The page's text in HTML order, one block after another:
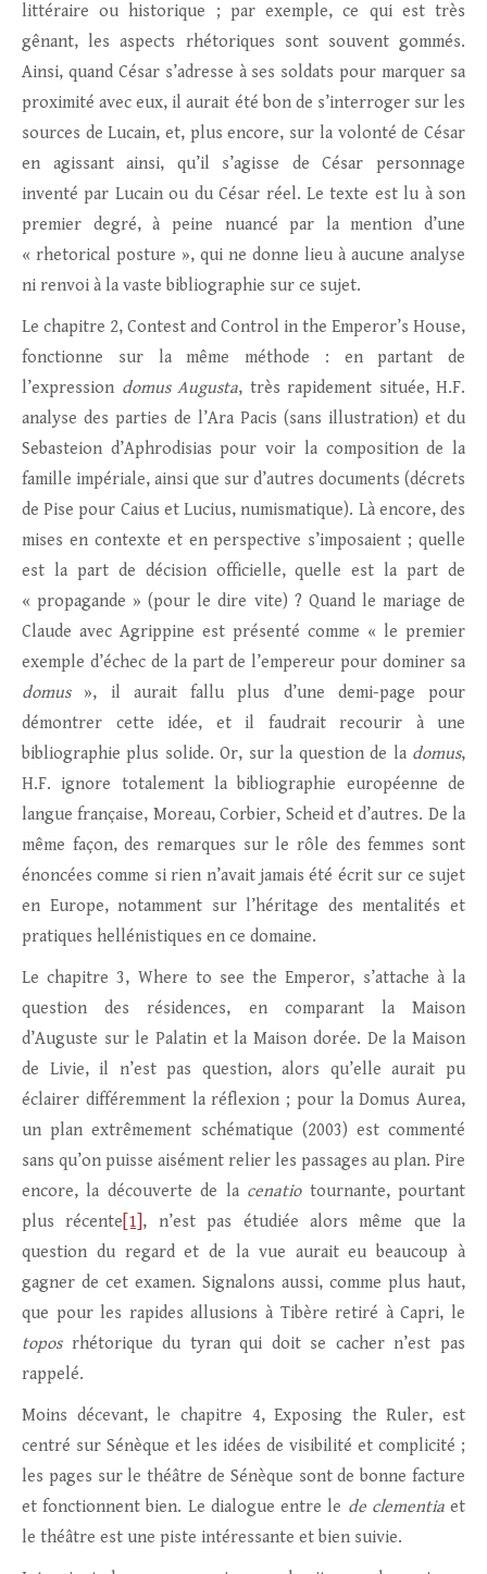
littéraire ou historique ; par exemple, ce qui est très
gênant, les aspects rhétoriques sont souvent gommés.
Ainsi, quand César s’adresse à ses soldats pour marquer sa
proximité avec eux, il aurait été bon de s’interroger sur les
sources de Lucain, et, plus encore, sur la volonté de César
en agissant ainsi, qu’il s’agisse de César personnage
inventé par Lucain ou du César réel. Le texte est lu à son
premier degré, à peine nuancé par la mention d’une
« rhetorical posture », qui ne donne lieu à aucune analyse
ni renvoi à la vaste bibliographie sur ce sujet.
Le chapitre 2, Contest and Control in the Emperor’s House,
fonctionne sur la même méthode : en partant de
l’expression domus Augusta, très rapidement située, H.F.
analyse des parties de l’Ara Pacis (sans illustration) et du
Sebasteion d’Aphrodisias pour voir la composition de la
famille impériale, ainsi que sur d’autres documents (décrets
de Pise pour Caius et Lucius, numismatique). Là encore, des
mises en contexte et en perspective s’imposaient ; quelle
est la part de décision officielle, quelle est la part de
« propagande » (pour le dire vite) ? Quand le mariage de
Claude avec Agrippine est présenté comme « le premier
exemple d’échec de la part de l’empereur pour dominer sa
domus», il aurait fallu plus d’une demi-page pour
démontrer cette idée, et il faudrait recourir à une
bibliographie plus solide. Or, sur la question de la domus,
H.F. ignore totalement la bibliographie européenne de
langue française, Moreau, Corbier, Scheid et d’autres. De la
même façon, des remarques sur le rôle des femmes sont
énoncées comme si rien n’avait jamais été écrit sur ce sujet
en Europe, notamment sur l’héritage des mentalités et
pratiques hellénistiques en ce domaine.
Le chapitre 3, Where to see the Emperor, s’attache à la
question des résidences, en comparant la Maison
d’Auguste sur le Palatin et la Maison dorée. De la Maison
de Livie, il n’est pas question, alors qu’elle aurait pu
éclairer différemment la réflexion ; pour la Domus Aurea,
un plan extrêmement schématique (2003) est commenté
sans qu’on puisse aisément relier les passages au plan. Pire
encore, la découverte de la cenatiotournante, pourtant
plus récente [1] , n’est pas étudiée alors même que la
question du regard et de la vue aurait eu beaucoup à
gagner de cet examen. Signalons aussi, comme plus haut,
que pour les rapides allusions à Tibère retiré à Capri, le
toposrhétorique du tyran qui doit se cacher n’est pas
rappelé.
Moins décevant, le chapitre 4, Exposing the Ruler, est
centré sur Sénèque et les idées de visibilité et complicité ;
les pages sur le théâtre de Sénèque sont de bonne facture
et fonctionnent bien. Le dialogue entre le de clementiaet
le théâtre est une piste intéressante et bien suivie.